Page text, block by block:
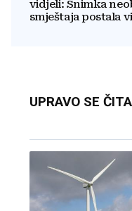
vidjeli: Snimka
smještaja postala
UPRAVO SE ČITA